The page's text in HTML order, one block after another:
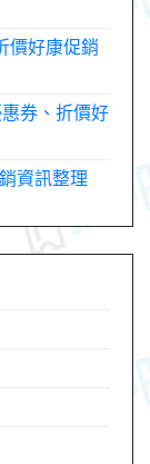
價好康促銷
券、折價好
資訊整理